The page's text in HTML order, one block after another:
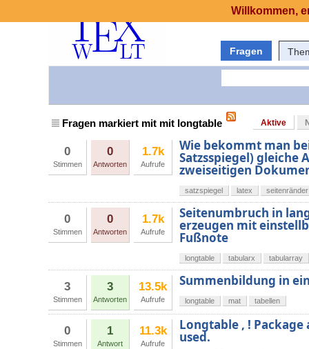
Fragen
Fragen markiert mit mit longtable Aktive
0
Stimmen
0
Antworten
1.7k
Aufrufe
Wie bekommt man
Satzsspiegel) gleiche
zweiseitigen
satzspiegel latex seitenränder
0
Stimmen
0
Antworten
1.7k
Aufrufe
Seitenumbruch in
erzeugen mit
Fußnote
longtable tabularx tabularray
3
Stimmen
3
Antworten
13.5k
Aufrufe
Summenbildung in
longtable mat tabellen
0
Stimmen
1
Antwort
11.3k
Aufrufe
Longtable , !
used.
Willkommen,